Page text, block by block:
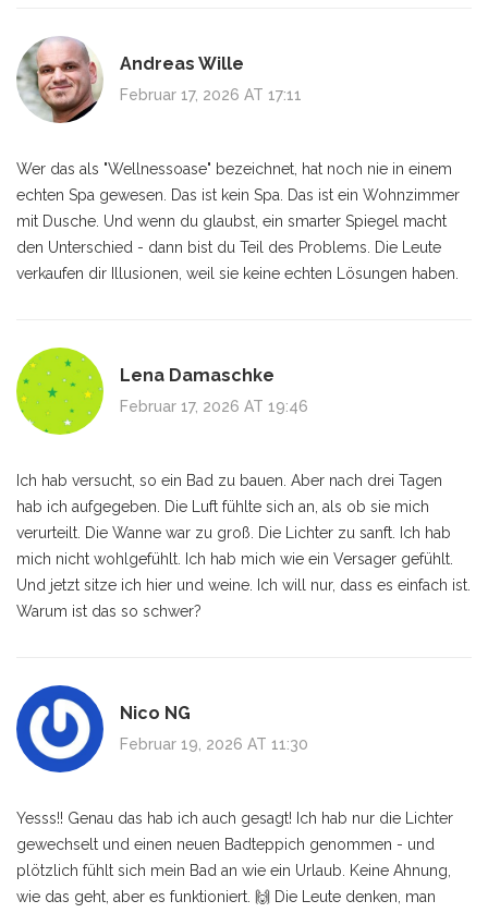
Andreas Wille
Februar 17, 2026 AT 17:11
Wer das als "Wellnessoase" bezeichnet, hat noch nie in einem
echten Spa gewesen. Das ist kein Spa. Das ist ein Wohnzimmer
mit Dusche. Und wenn du glaubst, ein smarter Spiegel macht
den Unterschied - dann bist du Teil des Problems. Die Leute
verkaufen dir Illusionen, weil sie keine echten Lösungen haben.
Lena Damaschke
Februar 17, 2026 AT 19:46
Ich hab versucht, so ein Bad zu bauen. Aber nach drei Tagen
hab ich aufgegeben. Die Luft fühlte sich an, als ob sie mich
verurteilt. Die Wanne war zu groß. Die Lichter zu sanft. Ich hab
mich nicht wohlgefühlt. Ich hab mich wie ein Versager gefühlt.
Und jetzt sitze ich hier und weine. Ich will nur, dass es einfach ist.
Warum ist das so schwer?
Nico NG
Februar 19, 2026 AT 11:30
Yesss!! Genau das hab ich auch gesagt! Ich hab nur die Lichter
gewechselt und einen neuen Badteppich genommen - und
plötzlich fühlt sich mein Bad an wie ein Urlaub. Keine Ahnung,
wie das geht, aber es funktioniert. 🙌 Die Leute denken, man